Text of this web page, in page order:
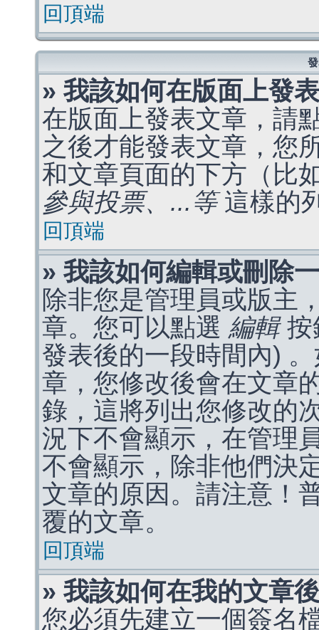
回頂端
» 我該如何在版面上發
在版面上發表文章，請
之後才能發表文章，您
和文章頁面的下方（比
參與投票、...等這樣的
回頂端
» 我該如何編輯或刪除
除非您是管理員或版主
章。您可以點選 編輯按
發表後的一段時間內)
章，您修改後會在文章
錄，這將列出您修改的
況下不會顯示，在管理
不會顯示，除非他們決
文章的原因。請注意！
覆的文章。
回頂端
» 我該如何在我的文章
您必須先建立一個簽名